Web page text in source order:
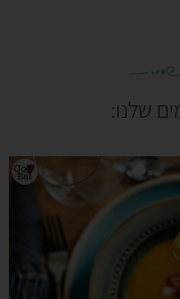
שלנו: